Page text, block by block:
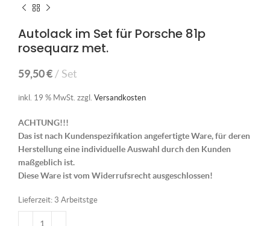
Autolack im Set für Porsche 81p
rosequarz met.
59,50€ Set
inkl. 19 % MwSt. zzgl. Versandkosten
ACHTUNG!!!
Das ist nach Kundenspezifikation angefertigte Ware, für deren
Herstellung eine individuelle Auswahl durch den Kunden
maßgeblich ist.
Diese Ware ist vom Widerrufsrecht ausgeschlossen!
Lieferzeit: 3 Arbeitstge